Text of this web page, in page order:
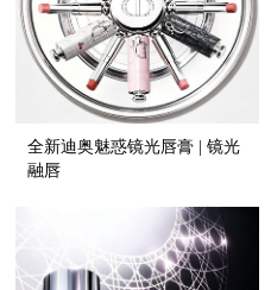
全新迪奥魅惑镜光唇膏 | 镜光
融唇